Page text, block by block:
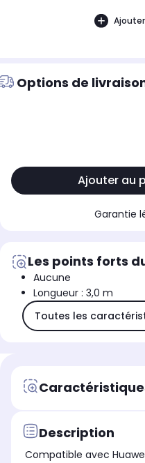
Options de
Ajouter au
Garantie
Les points forts
Aucune
Longueur : 3,0 m
Toutes les
Description
Compatible avec